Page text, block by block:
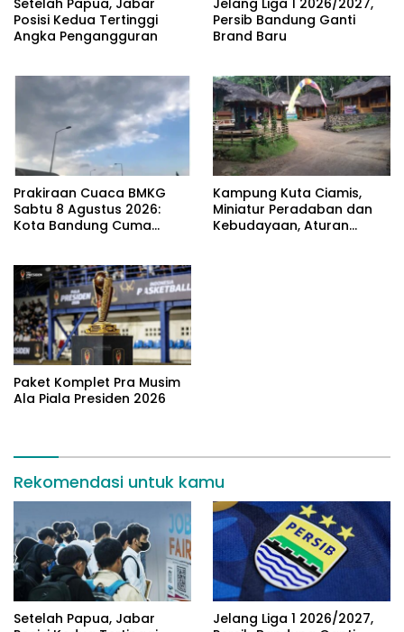
Setelah Papua, Jabar
Posisi Kedua Tertinggi
Angka Pengangguran
Jelang Liga 1 2026/2027,
Persib Bandung Ganti
Brand Baru
Prakiraan Cuaca BMKG
Sabtu 8 Agustus 2026:
Kota Bandung Cuma
Kampung Kuta Ciamis,
Miniatur Peradaban dan
Kebudayaan, Aturan
Paket Komplet Pra Musim
Ala Piala Presiden 2026
Rekomendasi untuk kamu
Setelah Papua, Jabar
Jelang Liga 1 2026/2027,